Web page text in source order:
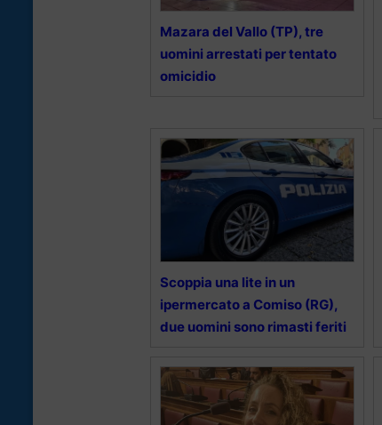
Mazara del Vallo (TP), tre
uomini arrestati per tentato
omicidio
Scoppia una lite in un
ipermercato a Comiso (RG),
due uomini sono rimasti feriti